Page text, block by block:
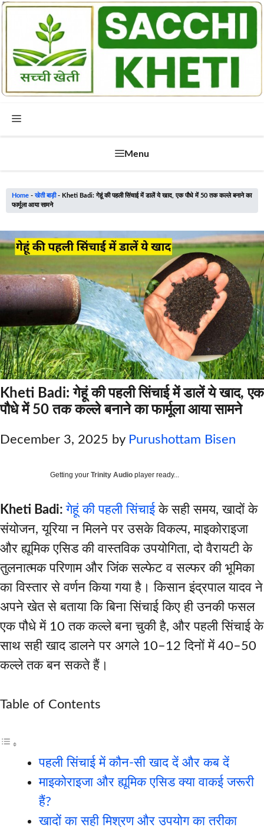
Skip
to
content
Menu
Menu
Home -खेती बाड़ी- Kheti Badi: गेहूं की पहली सिंचाई में डालें ये खाद, एक पौधे में 50 तक कल्ले बनाने का
फार्मूला आया सामने
Kheti Badi: गेहूं की पहली सिंचाई में डालें ये खाद, एक
पौधे में 50 तक कल्ले बनाने का फार्मूला आया सामने
December 3, 2025 by Purushottam Bisen
Getting your Trinity Audio player ready...
Kheti Badi:गेहूं की पहली सिंचाईके सही समय, खादों के
संयोजन, यूरिया न मिलने पर उसके विकल्प, माइकोराइजा
और ह्यूमिक एसिड की वास्तविक उपयोगिता, दो वैरायटी के
तुलनात्मक परिणाम और जिंक सल्फेट व सल्फर की भूमिका
का विस्तार से वर्णन किया गया है। किसान इंद्रपाल यादव ने
अपने खेत से बताया कि बिना सिंचाई किए ही उनकी फसल
एक पौधे में 10 तक कल्ले बना चुकी है, और पहली सिंचाई के
साथ सही खाद डालने पर अगले 10–12 दिनों में 40–50
कल्ले तक बन सकते हैं।
Table of Contents
पहली सिंचाई में कौन-सी खाद दें और कब दें
माइकोराइजा और ह्यूमिक एसिड क्या वाकई जरूरी
हैं?
खादों का सही मिश्रण और उपयोग का तरीका